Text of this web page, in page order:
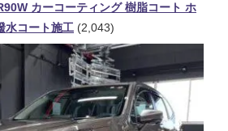
カーコーティング 樹脂コート ホ
水コート施工 (2,043)